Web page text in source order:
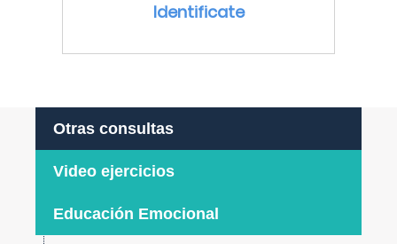
Identificate
Otras consultas
Video ejercicios
Educación Emocional